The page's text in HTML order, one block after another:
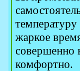
жаркое
совершенно
комфортно.